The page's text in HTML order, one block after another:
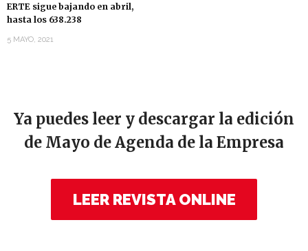
ERTE sigue bajando en abril,
hasta los 638.238
5 MAYO, 2021
Ya puedes leer y descargar la edición
de Mayo de Agenda de la Empresa
LEER REVISTA ONLINE